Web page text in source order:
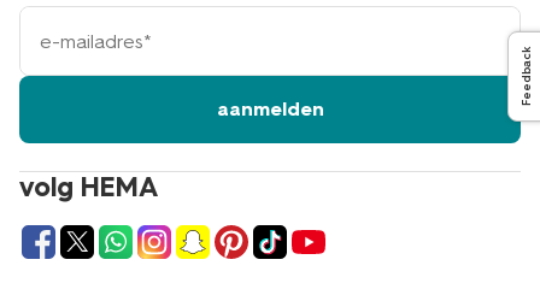
volg HEMA
e-
mailadres
aanmelden
Feedback